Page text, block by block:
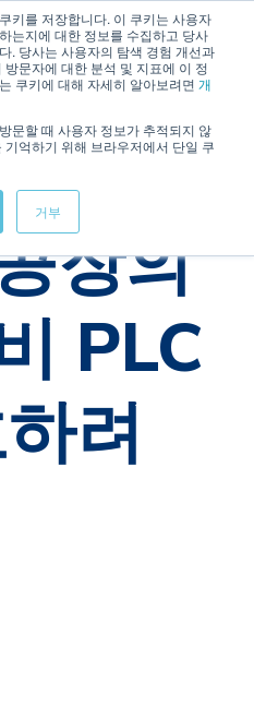
키를 저장합니다. 이 쿠키는 사용자
는지에 대한 정보를 수집하고 당사
. 당사는 사용자의 탐색 경험 개선과
문자에 대한 분석 및 지표에 이 정
쿠키에 대해 자세히 알아보려면 개
문할 때 사용자 정보가 추적되지 않
억하기 위해 브라우저에서 단일 쿠
거부
PLC SSenStone
장의
PLC
려